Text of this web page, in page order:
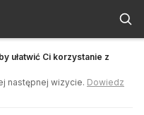
ułatwić Ci korzystanie z
następnej wizycie. Dowiedz